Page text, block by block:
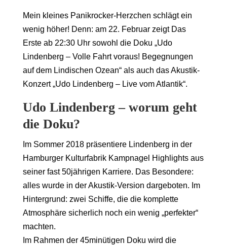
Mein kleines Panikrocker-Herzchen schlägt ein
wenig höher! Denn: am 22. Februar zeigt Das
Erste ab 22:30 Uhr sowohl die Doku „Udo
Lindenberg – Volle Fahrt voraus! Begegnungen
auf dem Lindischen Ozean“ als auch das Akustik-
Konzert „Udo Lindenberg – Live vom Atlantik“.
Udo Lindenberg – worum geht
die Doku?
Im Sommer 2018 präsentiere Lindenberg in der
Hamburger Kulturfabrik Kampnagel Highlights aus
seiner fast 50jährigen Karriere. Das Besondere:
alles wurde in der Akustik-Version dargeboten. Im
Hintergrund: zwei Schiffe, die die komplette
Atmosphäre sicherlich noch ein wenig „perfekter“
machten.
Im Rahmen der 45minütigen Doku wird die